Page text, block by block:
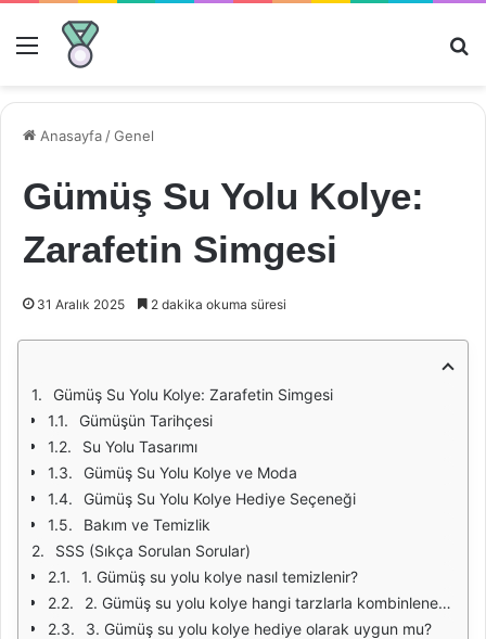
Menü
Anasayfa /Genel
Gümüş Su Yolu Kolye:
Zarafetin Simgesi
31 Aralık 2025 2 dakika okuma süresi
Gümüş Su Yolu Kolye: Zarafetin Simgesi
Gümüşün Tarihçesi
Su Yolu Tasarımı
Gümüş Su Yolu Kolye ve Moda
Gümüş Su Yolu Kolye Hediye Seçeneği
Bakım ve Temizlik
SSS (Sıkça Sorulan Sorular)
1. Gümüş su yolu kolye nasıl temizlenir?
2. Gümüş su yolu kolye hangi tarzlarla kombinlenebilir?
3. Gümüş su yolu kolye hediye olarak uygun mu?